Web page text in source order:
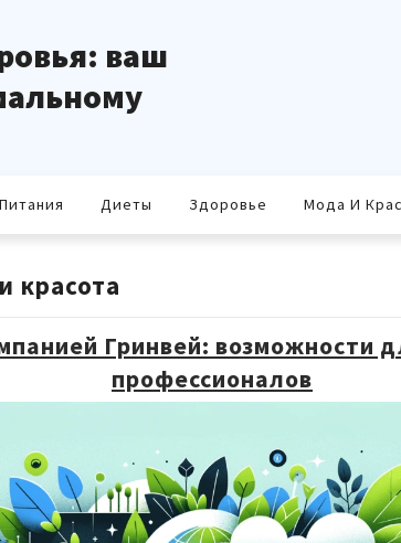
ваш
Диеты Здоровье Мода И
красота
Гринвей: возможности
профессионалов